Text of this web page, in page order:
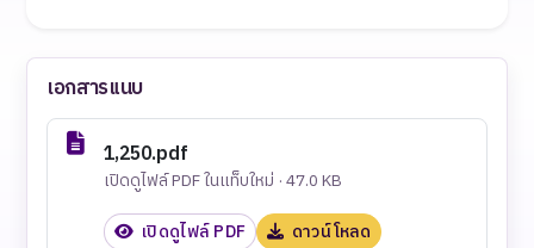
เอกสารแนบ
1,250.pdf
เปิดดูไฟล์ PDF ในแท็บใหม่ · 47.0 KB
เปิดดูไฟล์ PDF ดาวน์โหลด